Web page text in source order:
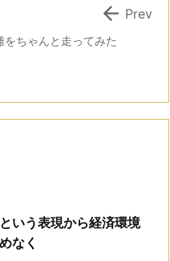
をちゃんと走ってみた
 Prev
いう表現から経済環境
なく